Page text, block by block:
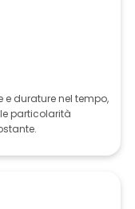
durature nel tempo,
particolarità